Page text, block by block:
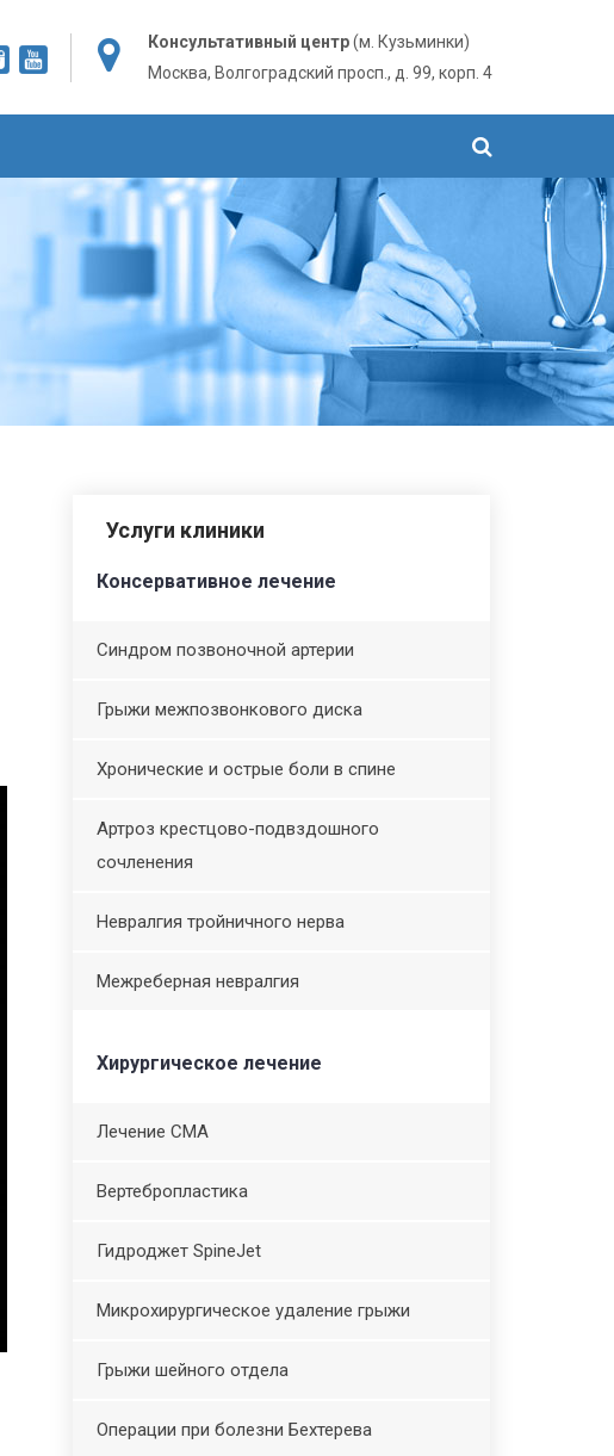
Консультативный центр(м. Кузьминки)
Москва, Волгоградский просп., д. 99, корп. 4
Услуги клиники
Консервативное лечение
Синдром позвоночной артерии
Грыжи межпозвонкового диска
Хронические и острые боли в спине
Артроз крестцово-подвздошного
сочленения
Невралгия тройничного нерва
Межреберная невралгия
Хирургическое лечение
Лечение СМА
Вертебропластика
Гидроджет SpineJet
Микрохирургическое удаление грыжи
Грыжи шейного отдела
Операции при болезни Бехтерева